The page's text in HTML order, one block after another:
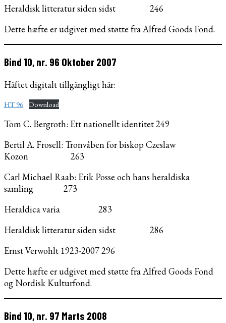
Heraldisk litteratur siden sidst 246
Dette hæfte er udgivet med støtte fra Alfred Goods Fond.
Bind 10, nr. 96 Oktober 2007
Häftet digitalt tillgängligt här:
HT 96 Download
Tom C. Bergroth: Ett nationellt identitet 249
Bertil A. Frosell: Tronvåben for biskop Czeslaw
Kozon 263
Carl Michael Raab: Erik Posse och hans heraldiska
samling 273
Heraldica varia 283
Heraldisk litteratur siden sidst 286
Ernst Verwohlt 1923-2007 296
Dette hæfte er udgivet med støtte fra Alfred Goods Fond
og Nordisk Kulturfond.
Bind 10, nr. 97 Marts 2008